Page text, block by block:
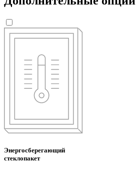
Энергосберегающий
стеклопакет